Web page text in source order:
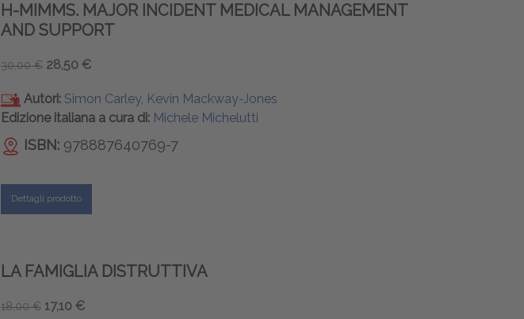
H-MIMMS. MAJOR INCIDENT MEDICAL MANAGEMENT
AND SUPPORT
30,00 € 28,50 €
Autori: Simon Carley, Kevin Mackway-Jones
Edizione italiana a cura di: Michele Michelutti
ISBN: 978887640769-7
Dettagli prodotto
LA FAMIGLIA DISTRUTTIVA
18,00 € 17,10 €